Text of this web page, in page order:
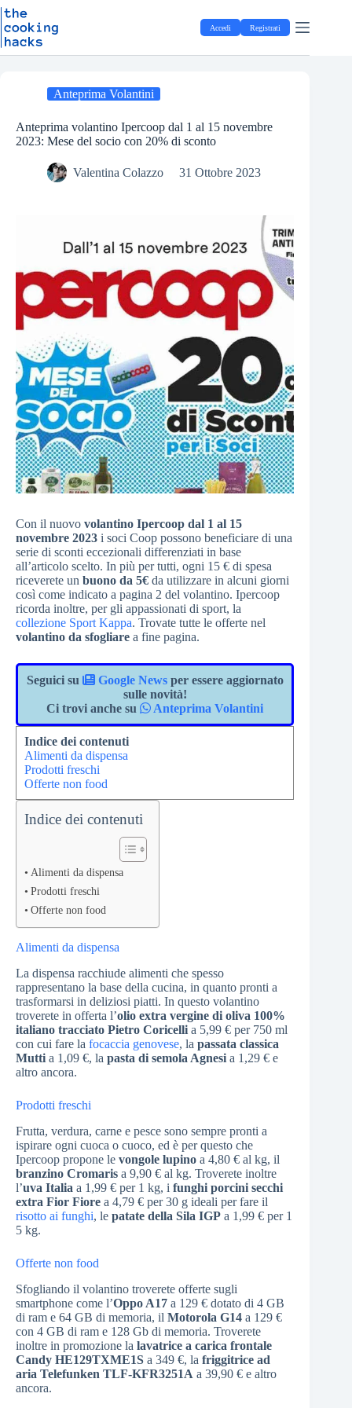
S
t
Salta
al
contenuto
Accedi Registrati
Anteprima Volantini
Anteprima volantino Ipercoop dal 1 al 15 novembre
2023: Mese del socio con 20% di sconto
Valentina Colazzo 31 Ottobre 2023
Con il nuovo volantino Ipercoop dal 1 al 15
novembre 2023 i soci Coop possono beneficiare di una
serie di sconti eccezionali differenziati in base
all’articolo scelto. In più per tutti, ogni 15 € di spesa
riceverete un buono da 5€ da utilizzare in alcuni giorni
così come indicato a pagina 2 del volantino. Ipercoop
ricorda inoltre, per gli appassionati di sport, la
collezione Sport Kappa. Trovate tutte le offerte nel
volantino da sfogliare a fine pagina.
Seguici su Google Newsper essere aggiornato
sulle novità!
Ci trovi anche su
Anteprima Volantini
Indice dei contenuti
Alimenti da dispensa
Prodotti freschi
Offerte non food
Indice dei contenuti
Alimenti da dispensa
Prodotti freschi
Offerte non food
Alimenti da dispensa
La dispensa racchiude alimenti che spesso
rappresentano la base della cucina, in quanto pronti a
trasformarsi in deliziosi piatti. In questo volantino
troverete in offerta l’olio extra vergine di oliva 100%
italiano tracciato Pietro Coricelli a 5,99 € per 750 ml
con cui fare la focaccia genovese, la passata classica
Mutti a 1,09 €, la pasta di semola Agnesi a 1,29 € e
altro ancora.
Prodotti freschi
Frutta, verdura, carne e pesce sono sempre pronti a
ispirare ogni cuoca o cuoco, ed è per questo che
Ipercoop propone le vongole lupino a 4,80 € al kg, il
branzino Cromaris a 9,90 € al kg. Troverete inoltre
l’uva Italia a 1,99 € per 1 kg, i funghi porcini secchi
extra Fior Fiore a 4,79 € per 30 g ideali per fare il
risotto ai funghi, le patate della Sila IGP a 1,99 € per 1
5 kg.
Offerte non food
Sfogliando il volantino troverete offerte sugli
smartphone come l’Oppo A17 a 129 € dotato di 4 GB
di ram e 64 GB di memoria, il Motorola G14 a 129 €
con 4 GB di ram e 128 Gb di memoria. Troverete
inoltre in promozione la lavatrice a carica frontale
Candy HE129TXME1S a 349 €, la friggitrice ad
aria Telefunken TLF-KFR3251A a 39,90 € e altro
ancora.